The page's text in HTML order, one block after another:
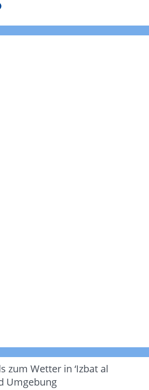
zum Wetter in ‘Izbat al
Umgebung